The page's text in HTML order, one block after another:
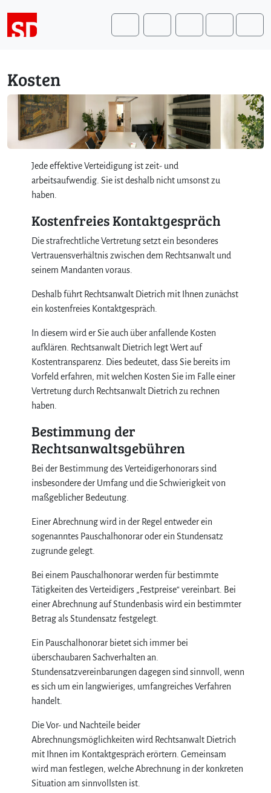
Search
Kosten
Jede effektive Verteidigung ist zeit- und
arbeitsaufwendig. Sie ist deshalb nicht umsonst zu
haben.
Kostenfreies Kontaktgespräch
Die strafrechtliche Vertretung setzt ein besonderes
Vertrauensverhältnis zwischen dem Rechtsanwalt und
seinem Mandanten voraus.
Deshalb führt Rechtsanwalt Dietrich mit Ihnen zunächst
ein kostenfreies Kontaktgespräch.
In diesem wird er Sie auch über anfallende Kosten
aufklären. Rechtsanwalt Dietrich legt Wert auf
Kostentransparenz. Dies bedeutet, dass Sie bereits im
Vorfeld erfahren, mit welchen Kosten Sie im Falle einer
Vertretung durch Rechtsanwalt Dietrich zu rechnen
haben.
Bestimmung der
Rechtsanwaltsgebühren
Bei der Bestimmung des Verteidigerhonorars sind
insbesondere der Umfang und die Schwierigkeit von
maßgeblicher Bedeutung.
Einer Abrechnung wird in der Regel entweder ein
sogenanntes Pauschalhonorar oder ein Stundensatz
zugrunde gelegt.
Bei einem Pauschalhonorar werden für bestimmte
Tätigkeiten des Verteidigers „Festpreise“ vereinbart. Bei
einer Abrechnung auf Stundenbasis wird ein bestimmter
Betrag als Stundensatz festgelegt.
Ein Pauschalhonorar bietet sich immer bei
überschaubaren Sachverhalten an.
Stundensatzvereinbarungen dagegen sind sinnvoll, wenn
es sich um ein langwieriges, umfangreiches Verfahren
handelt.
Die Vor- und Nachteile beider
Abrechnungsmöglichkeiten wird Rechtsanwalt Dietrich
mit Ihnen im Kontaktgespräch erörtern. Gemeinsam
wird man festlegen, welche Abrechnung in der konkreten
Situation am sinnvollsten ist.